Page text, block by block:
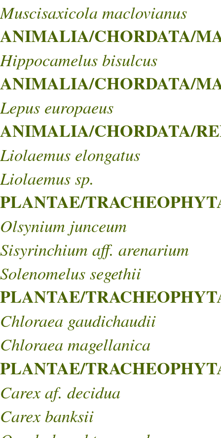
Muscisaxicola maclovianus
ANIMALIA/CHORDATA/
Hippocamelus bisulcus
ANIMALIA/CHORDATA/
Lepus europaeus
ANIMALIA/CHORDATA/
Liolaemus elongatus
Liolaemus sp.
PLANTAE/
Olsynium junceum
Sisyrinchium aff. arenarium
Solenomelus segethii
PLANTAE/
Chloraea gaudichaudii
Chloraea magellanica
PLANTAE/
Carex af. decidua
Carex banksii